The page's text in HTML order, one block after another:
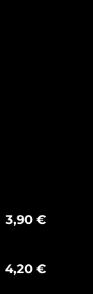
3,90 €
4,20 €